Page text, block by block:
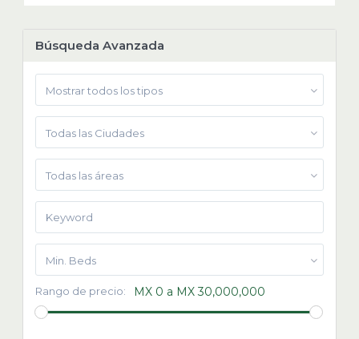
Búsqueda Avanzada
Mostrar todos los tipos
Todas las Ciudades
Todas las áreas
Min. Beds
Rango de precio: MX 0 a MX 30,000,000